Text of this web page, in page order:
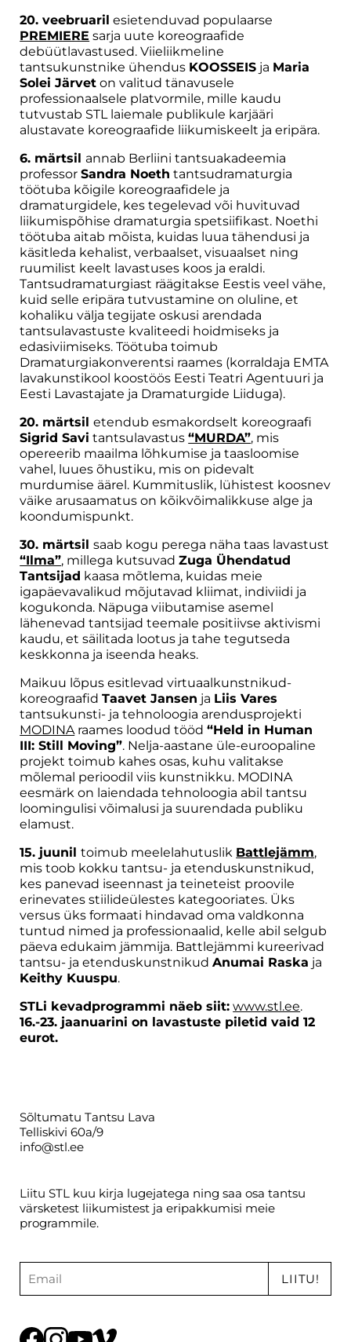
20. veebruaril esietenduvad populaarse
PREMIERE sarja uute koreograafide
debüütlavastused. Viieliikmeline
tantsukunstnike ühendus KOOSSEIS ja Maria
Solei Järvet on valitud tänavusele
professionaalsele platvormile, mille kaudu
tutvustab STL laiemale publikule karjääri
alustavate koreograafide liikumiskeelt ja eripära.
6. märtsil annab Berliini tantsuakadeemia
professorSandra Noeth tantsudramaturgia
töötuba kõigile koreograafidele ja
dramaturgidele, kes tegelevad või huvituvad
liikumispõhise dramaturgia spetsiifikast. Noethi
töötuba aitab mõista, kuidas luua tähendusi ja
käsitleda kehalist, verbaalset, visuaalset ning
ruumilist keelt lavastuses koos ja eraldi.
Tantsudramaturgiast räägitakse Eestis veel vähe,
kuid selle eripära tutvustamine on oluline, et
kohaliku välja tegijate oskusi arendada
tantsulavastuste kvaliteedi hoidmiseks ja
edasiviimiseks. Töötuba toimub
Dramaturgiakonverentsi raames (korraldaja EMTA
lavakunstikool koostöös Eesti Teatri Agentuuri ja
Eesti Lavastajate ja Dramaturgide Liiduga).
20. märtsiletendub esmakordselt koreograafi
Sigrid Savi tantsulavastus“MURDA”, mis
opereerib maailma lõhkumise ja taasloomise
vahel, luues õhustiku, mis on pidevalt
murdumise äärel. Kummituslik, lühistest koosnev
väike arusaamatus on kõikvõimalikkuse alge ja
koondumispunkt.
30. märtsilsaab kogu perega näha taas lavastust
“Ilma”, millega kutsuvadZuga Ühendatud
Tantsijad kaasa mõtlema, kuidas meie
igapäevavalikud mõjutavad kliimat, indiviidi ja
kogukonda. Näpuga viibutamise asemel
lähenevad tantsijad teemale positiivse aktivismi
kaudu, et säilitada lootus ja tahe tegutseda
keskkonna ja iseenda heaks.
Maikuu lõpus esitlevad virtuaalkunstnikud-
koreograafidTaavet Jansen ja Liis Vares
tantsukunsti- ja tehnoloogia arendusprojekti
MODINAraames loodud tööd“Held in Human
III: Still Moving”. Nelja-aastane üle-euroopaline
projekt toimub kahes osas, kuhu valitakse
mõlemal perioodil viis kunstnikku. MODINA
eesmärk on laiendada tehnoloogia abil tantsu
loomingulisi võimalusi ja suurendada publiku
elamust.
15. juuniltoimub meelelahutuslik Battlejämm,
mis toob kokku tantsu- ja etenduskunstnikud,
kes panevad iseennast ja teineteist proovile
erinevates stiilideülestes kategooriates. Üks
versus üks formaati hindavad oma valdkonna
tuntud nimed ja professionaalid, kelle abil selgub
päeva edukaim jämmija. Battlejämmi kureerivad
tantsu- ja etenduskunstnikudAnumai Raska ja
Keithy Kuuspu.
STLi kevadprogrammi näeb siit: www.stl.ee.
16.-23. jaanuarini on lavastuste piletid vaid 12
eurot.
Sõltumatu Tantsu Lava
Telliskivi 60a/9
info@stl.ee
Liitu STL kuu kirja lugejatega ning saa osa tantsu
värsketest liikumistest ja eripakkumisi meie
programmile.
LIITU!